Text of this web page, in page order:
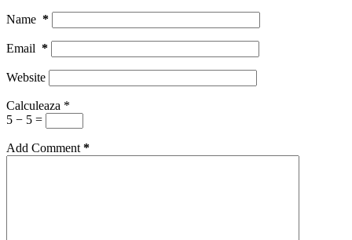
Name *
Email *
Website
Calculeaza *
5 − 5 =
Add Comment *